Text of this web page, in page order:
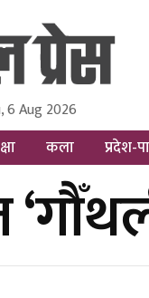
Pvt Ltd.
6 Aug 2026
कला प्रदेश-